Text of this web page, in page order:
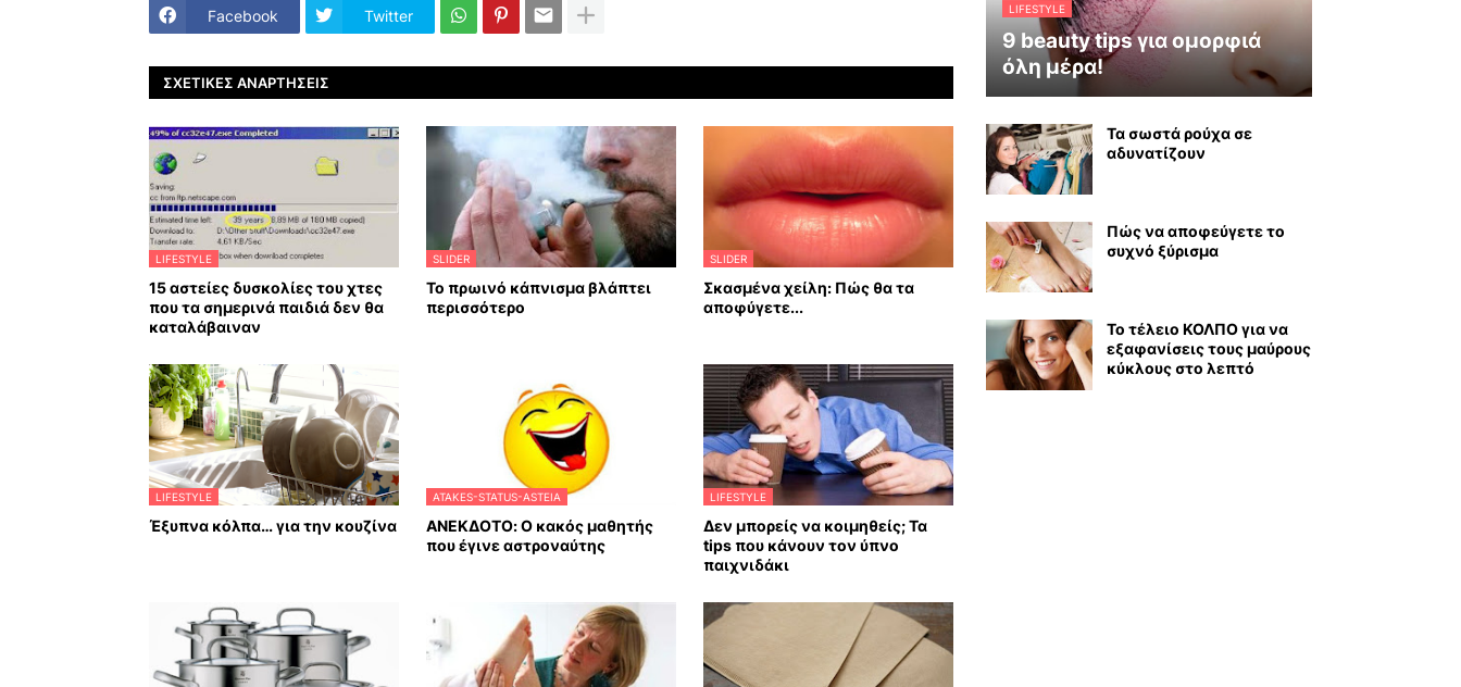
Facebook Twitter
ΣΧΕΤΙΚΈΣ ΑΝΑΡΤΉΣΕΙΣ
LIFESTYLE
15 αστείες δυσκολίες του χτες
που τα σημερινά παιδιά δεν θα
καταλάβαιναν
SLIDER
Το πρωινό κάπνισμα βλάπτει
περισσότερο
SLIDER
Σκασμένα χείλη: Πώς θα τα
αποφύγετε...
LIFESTYLE
Έξυπνα κόλπα… για την κουζίνα
ATAKES-STATUS-ASTEIA
ΑΝΕΚΔΟΤΟ: Ο κακός μαθητής
που έγινε αστροναύτης
LIFESTYLE
Δεν μπορείς να κοιμηθείς; Τα
tips που κάνουν τον ύπνο
παιχνιδάκι
LIFESTYLE
9 beauty tips για ομορφιά
όλη μέρα!
Τα σωστά ρούχα σε
αδυνατίζουν
Πώς να αποφεύγετε το
συχνό ξύρισμα
Το τέλειο ΚΟΛΠΟ για να
εξαφανίσεις τους μαύρους
κύκλους στο λεπτό